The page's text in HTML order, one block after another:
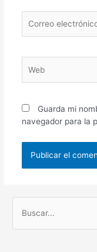
electrónico*
Guarda mi
navegador para la
u